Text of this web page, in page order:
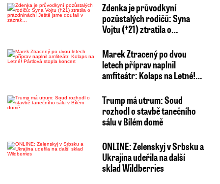
Zdenka je průvodkyní
pozůstalých rodičů: Syna
Vojtu (†21) ztratila o…
Marek Ztracený po dvou
letech příprav naplnil
amfiteátr: Kolaps na Letné!…
Trump má utrum: Soud
rozhodl o stavbě tanečního
sálu v Bílém domě
ONLINE: Zelenskyj v Srbsku a
Ukrajina udeřila na další
sklad Wildberries